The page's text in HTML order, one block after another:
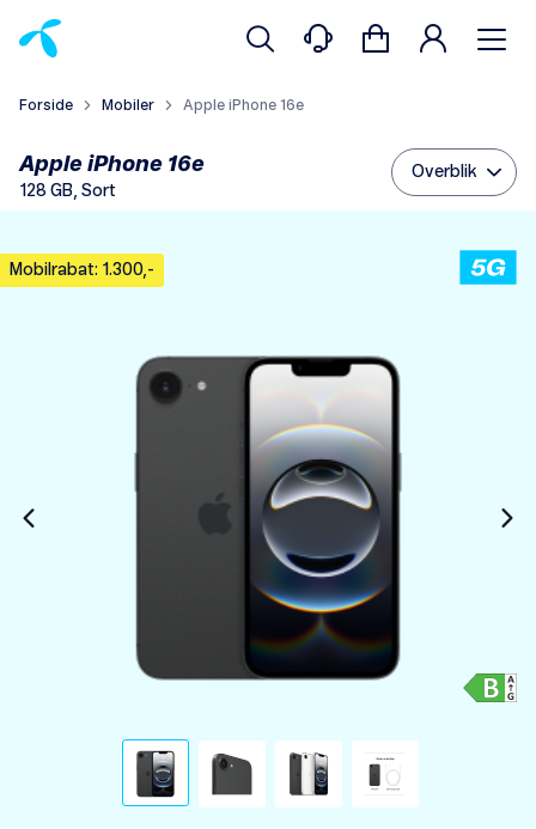
Forside Mobiler Apple iPhone 16e
Apple iPhone 16e
128 GB, Sort
Overblik
Mobilrabat: 1.300,-